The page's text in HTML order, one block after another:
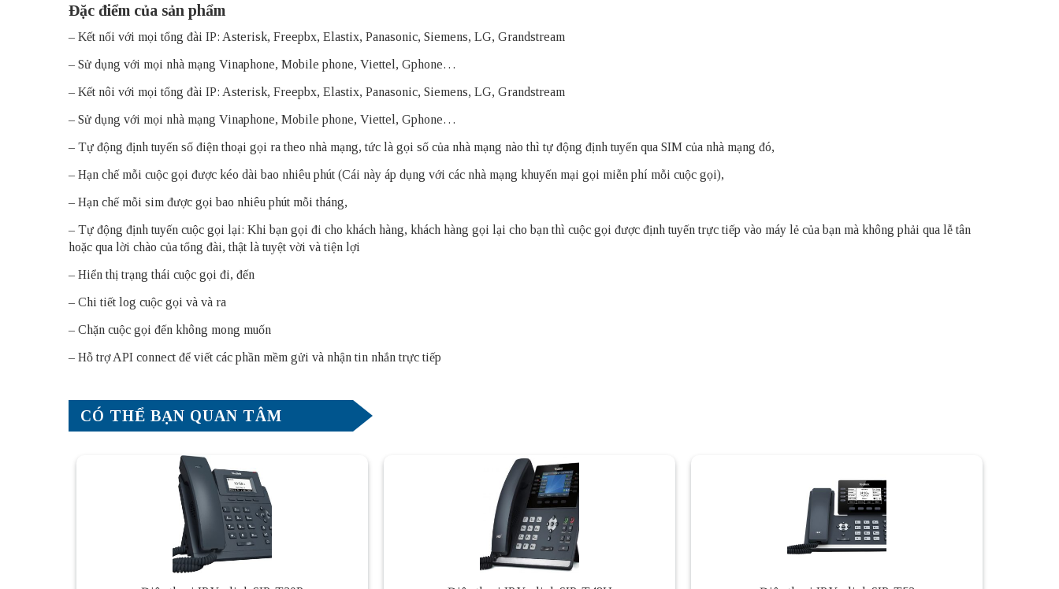
Đặc điểm của sản phẩm
– Kết nối với mọitổng đài IP: Asterisk, Freepbx, Elastix, Panasonic, Siemens, LG, Grandstream
– Sử dụng với mọi nhà mạng Vinaphone, Mobile phone, Viettel, Gphone…
– Kết nôi với mọi tổng đài IP: Asterisk, Freepbx, Elastix, Panasonic, Siemens, LG, Grandstream
– Sử dụng với mọi nhà mạng Vinaphone, Mobile phone, Viettel, Gphone…
– Tự động định tuyến số điện thoại gọi ra theo nhà mạng, tức là gọi số của nhà mạng nào thì tự động định tuyến qua SIM của nhà mạng đó,
– Hạn chế mỗi cuộc gọi được kéo dài bao nhiêu phút (Cái này áp dụng với các nhà mạng khuyến mại gọi miễn phí mỗi cuộc gọi),
– Hạn chế mỗi sim được gọi bao nhiêu phút mỗi tháng,
– Tự động định tuyến cuộc gọi lại: Khi bạn gọi đi cho khách hàng, khách hàng gọi lại cho bạn thì cuộc gọi được định tuyến trực tiếp vào máy lẻ của bạn mà không phải qua lễ tân
hoặc qua lời chào của tổng đài, thật là tuyệt vời và tiện lợi
– Hiển thị trạng thái cuộc gọi đi, đến
– Chi tiết log cuộc gọi và và ra
– Chặn cuộc gọi đến không mong muốn
– Hỗ trợ API connect để viết các phần mềm gửi và nhận tin nhắn trực tiếp
CÓ THỂ BẠN QUAN TÂM